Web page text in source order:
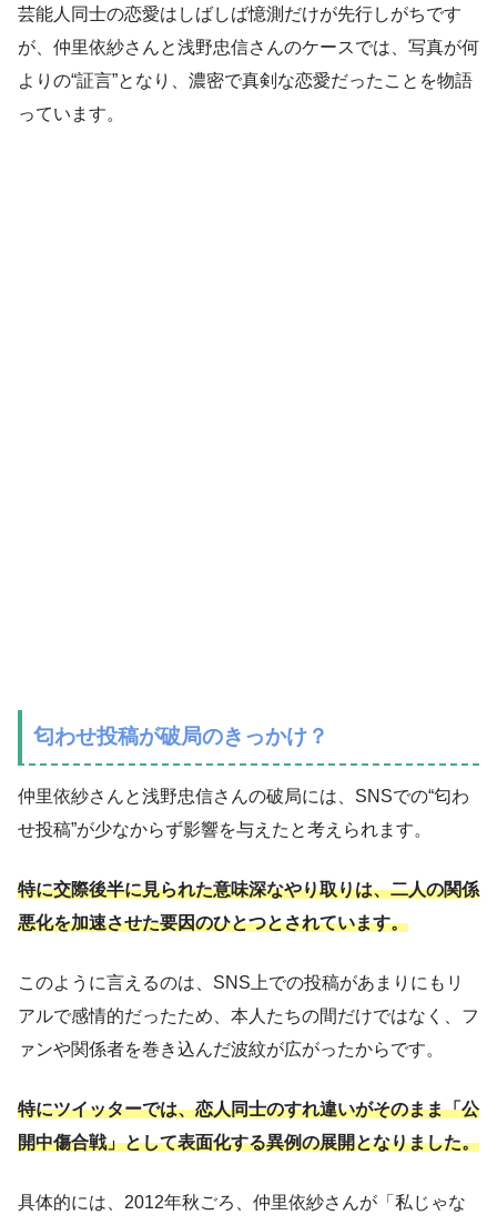
芸能人同士の恋愛はしばしば憶測だけが先行しがちです
が、仲里依紗さんと浅野忠信さんのケースでは、写真が何
よりの“証言”となり、濃密で真剣な恋愛だったことを物語
っています。
匂わせ投稿が破局のきっかけ？
仲里依紗さんと浅野忠信さんの破局には、SNSでの“匂わ
せ投稿”が少なからず影響を与えたと考えられます。
特に交際後半に見られた意味深なやり取りは、二人の関係
悪化を加速させた要因のひとつとされています。
このように言えるのは、SNS上での投稿があまりにもリ
アルで感情的だったため、本人たちの間だけではなく、フ
ァンや関係者を巻き込んだ波紋が広がったからです。
特にツイッターでは、恋人同士のすれ違いがそのまま「公
開中傷合戦」として表面化する異例の展開となりました。
具体的には、2012年秋ごろ、仲里依紗さんが「私じゃな